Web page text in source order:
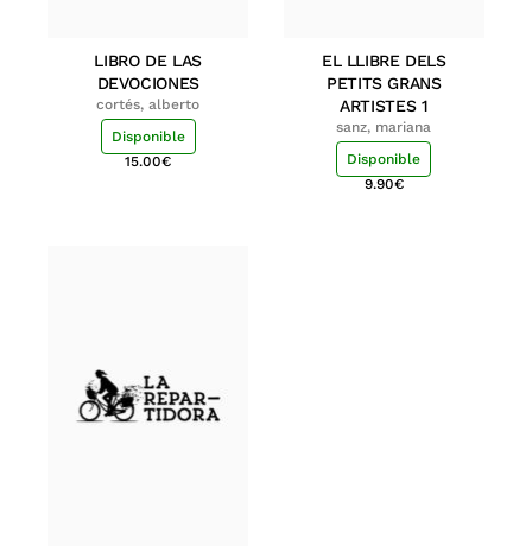
LIBRO DE LAS
DEVOCIONES
cortés, alberto
Disponible
15.00€
EL LLIBRE DELS
PETITS GRANS
ARTISTES 1
sanz, mariana
Disponible
9.90€